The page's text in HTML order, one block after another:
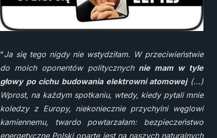
"Ja się tego nigdy nie wstydziłam. W przeciwieństwie
do moich oponentów politycznych nie mam w tyle
głowy po cichu budowania elektrowni atomowej(...)
Wprost, na każdym spotkaniu, wtedy, kiedy pytali mnie
koledzy z Europy, niekoniecznie przychylni węglowi
kamiennemu, twardo powtarzałam: bezpieczeństwo
energetyczne Polski oparte jest na naszych naturalnych